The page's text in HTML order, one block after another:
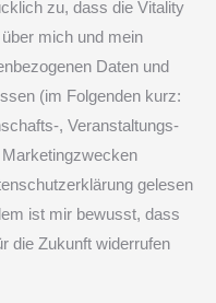
zu, dass die Vitality
mich und mein
Daten und
(im Folgenden kurz:
, Veranstaltungs-
gelesen
ist mir bewusst, dass
die Zukunft widerrufen